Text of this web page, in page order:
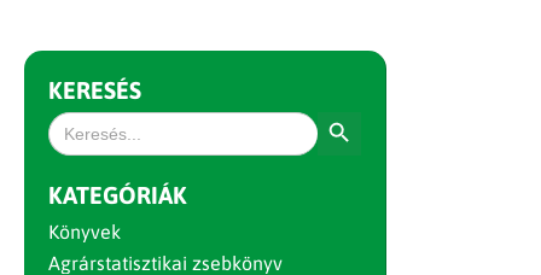
KERESÉS
Search
for:
KATEGÓRIÁK
Könyvek
Agrárstatisztikai zsebkönyv